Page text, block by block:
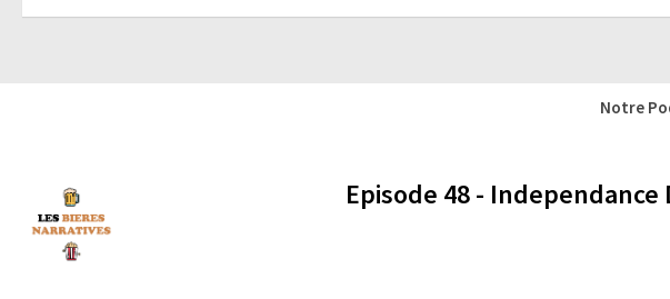
Notre
Episode 48 -